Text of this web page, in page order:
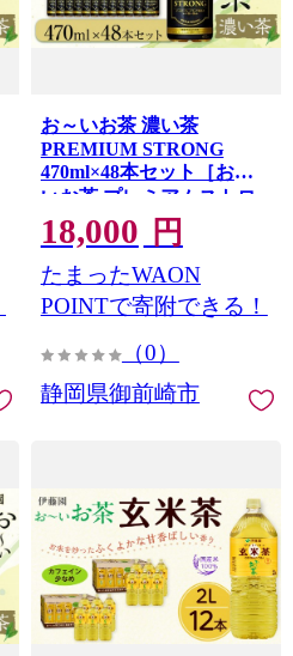
お～いお茶 濃い茶
PREMIUM STRONG
470ml×48本セット［おー
いお茶 プレミアムストロ
ング ペットボトル ケース
箱 伊藤園 静岡］
18,000 円
たまったWAON
POINTで寄附できる！
（0）
静岡県御前崎市